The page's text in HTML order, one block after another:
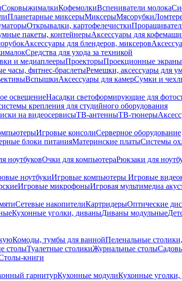
СоковыжималкиКофемолкиВспениватели молока
Планетарные миксерыМиксерыМясорубки
Открывалки, картофелечистки
пакеты, контейнерыАксессуары для
Аксессуары для блендеров, миксеров
Средства для ухода за техникой
и медиаплеерыПроекторыПроекционные экраны
часы, фитнес-браслетыРемешки, аксессуары для
ВспышкиАксессуары для камерСумки и
освещениеНасадки светоформирующие для
крепления для студийного оборудования
на видеосервисыТВ-антенныТВ-тюнеры
Игровые консолиСерверное оборудование
блоки питанияМатеринские платыСистемы
ноутбуковОчки для компьютераРюкзаки для
ноутбукиИгровые компьютеры Игровые
Игровые микрофоныИгровая мультимедиа
Сетевые накопителиКартридерыОптические
Кухонные уголки, диваныДиваны модульные
Комоды, тумбы для ваннойПеленальные
столыТуалетные столикиЖурнальные столы
книги
гарнитурКухонные модулиКухонные